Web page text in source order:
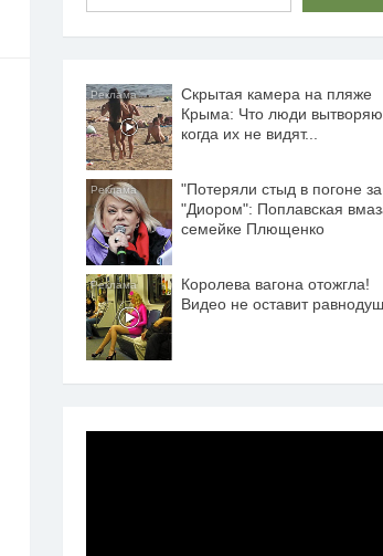
Скрытая камера на пляже
Крыма: Что люди
когда их не видят...
"Потеряли стыд в погоне за
"Диором": Поплавская
семейке Плющенко
Королева вагона отожгла!
Видео не оставит